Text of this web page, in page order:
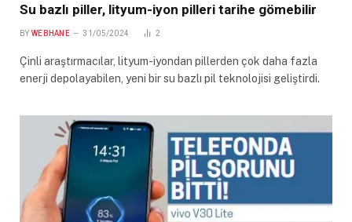
Su bazlı piller, lityum-iyon pilleri tarihe gömebilir
BY WEBHANE 31/05/2024 2
Çinli araştırmacılar, lityum-iyondan pillerden çok daha fazla
enerji depolayabilen, yeni bir su bazlı pil teknolojisi geliştirdi.